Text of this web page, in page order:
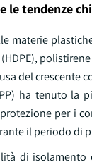
le tendenze
materie
del
ha tenuto la
per i
il periodo di
di